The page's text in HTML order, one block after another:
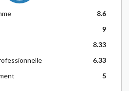
8.6
9
8.33
6.33
5